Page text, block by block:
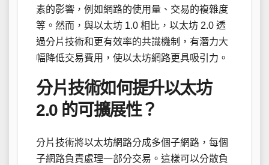
素的影響，例如網路的使用量、交易的複雜度
等。然而，與以太坊 1.0 相比，以太坊 2.0 透
過分片技術和更有效率的共識機制，有潛力大
幅降低交易費用，使以太坊網路更具吸引力。
分片技術如何提升以太坊
2.0 的可擴展性？
分片技術將以太坊網路分成多個子網路，每個
子網路負責處理一部分交易。這樣可以分散負